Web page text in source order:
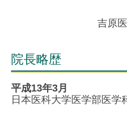
吉原
院長略歴
平成13年3月
日本医科大学医学部医学